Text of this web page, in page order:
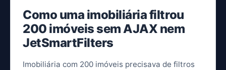
Como uma imobiliária filtrou
200 imóveis sem AJAX nem
JetSmartFilters
Imobiliária com 200 imóveis precisava de filtros